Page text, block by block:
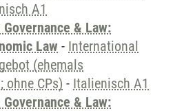
A1
& Law:
Law - International
(ehemals
ohne CPs) - Italienisch A1
& Law: